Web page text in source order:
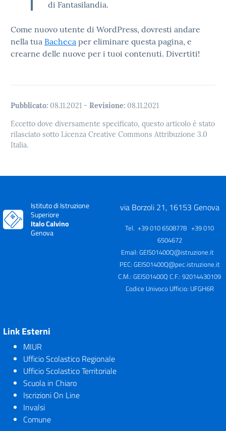
di Fantasilandia.
Come nuovo utente di WordPress, dovresti andare
nella tua Bacheca per eliminare questa pagina, e
crearne delle nuove per i tuoi contenuti. Divertiti!
Pubblicato: 08.11.2021 - Revisione: 08.11.2021
Eccetto dove diversamente specificato, questo articolo è stato
rilasciato sotto Licenza Creative Commons Attribuzione 3.0
Italia.
Istituto di Istruzione
Superiore
Italo Calvino
Genova
via Borzoli 21, 16153 Genova
Tel. +39 010 6508778 +39 010
6504672
Email: GEIS01400Q@istruzione.it
PEC: GEIS01400Q@pec.istruzione.it
C.M.: GEIS01400Q C.F.: 92014430109
Codice Univoco Ufficio: UFGH6R
Link Esterni
MIUR
Ufficio Scolastico Regionale
Ufficio Scolastico Territoriale
Scuola in Chiaro
Iscrizioni On Line
Invalsi
Comune